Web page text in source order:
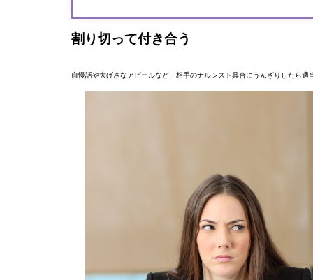
割り切って付き合う
自慢話や大げさなアピールなど、相手のナルシスト具合にうんざりしたら